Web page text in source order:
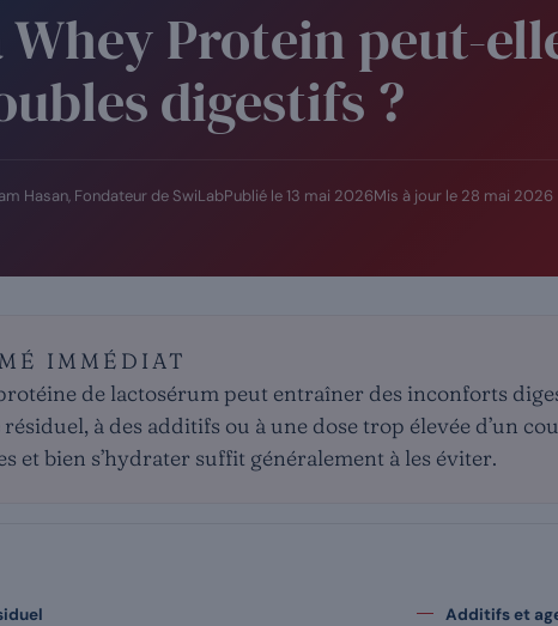
Whey Protein peut-
digestifs ?
Hasan, Fondateur de SwiLabPublié le 13 mai 2026Mis à jour le 28 mai 2026
IMMÉDIAT
de lactosérum peut entraîner des inconforts
résiduel, à des additifs ou à une dose trop élevée d’un
et bien s’hydrater suffit généralement à les éviter.
Additifs et